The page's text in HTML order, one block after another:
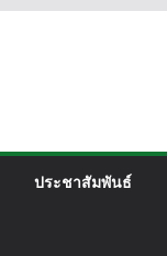
ประชาสัมพันธ์